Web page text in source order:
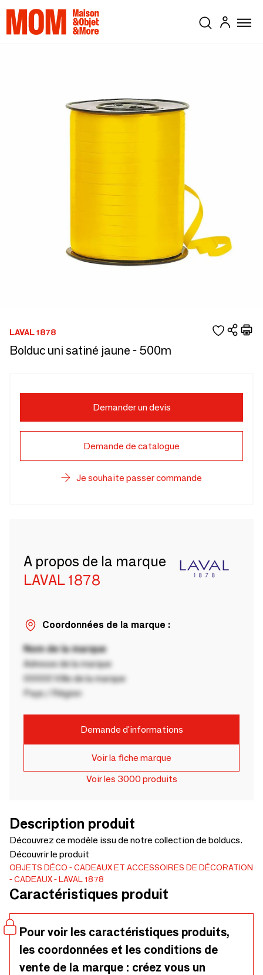
LAVAL 1878
Bolduc uni satiné jaune - 500m
Demander un devis
Demande de catalogue
Je souhaite passer commande
A propos de la marque
LAVAL 1878
Coordonnées de la marque :
Nom de la marque
Adresse de la marque
00000 Ville de la marque
Pays / Région
Demande d'informations
Voir la fiche marque
Voir les 3000 produits
Description produit
Découvrez ce modèle issu de notre collection de bolducs.
Découvrir le produit
OBJETS DÉCO
CADEAUX ET ACCESSOIRES DE DÉCORATION
CADEAUX
LAVAL 1878
Caractéristiques produit
Pour voir les caractéristiques produits,
les coordonnées et les conditions de
vente de la marque : créez vous un